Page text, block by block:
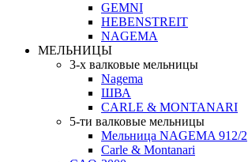
GEMNI
HEBENSTREIT
NAGEMA
МЕЛЬНИЦЫ
3-х валковые мельницы
Nagema
ШВА
CARLE & MONTANARI
5-ти валковые мельницы
Мельница NAGEMA 912/2
Carle & Montanari